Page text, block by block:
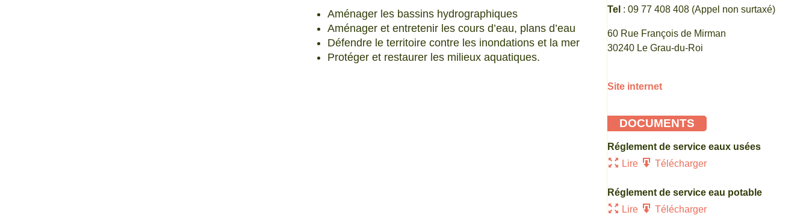
Aménager les bassins hydrographiques
Aménager et entretenir les cours d’eau, plans d’eau
Défendre le territoire contre les inondations et la mer
Protéger et restaurer les milieux aquatiques.
Tel : 09 77 408 408 (Appel non surtaxé)
60 Rue François de Mirman
30240 Le Grau-du-Roi
Site internet
DOCUMENTS
Réglement de service eaux usées
Lire
Télécharger
Réglement de service eau potable
Lire
Télécharger